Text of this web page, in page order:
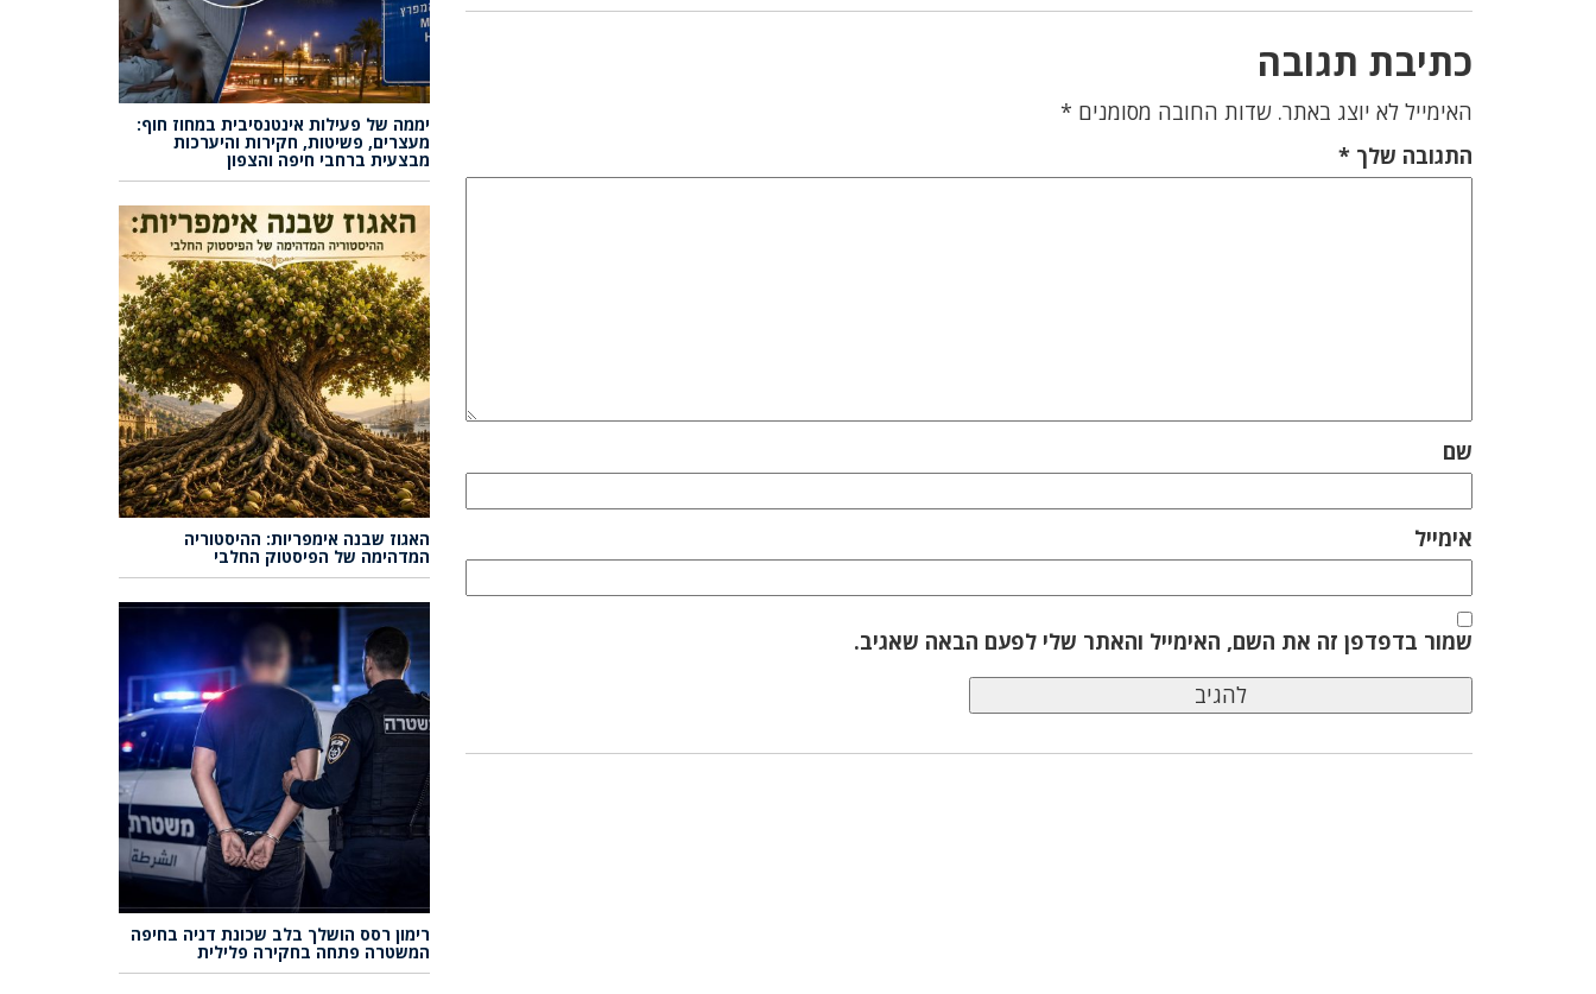
כתיבת תגובה
האימייל לא יוצג באתר. שדות החובה מסומנים *
התגובה שלך*
שם
אימייל
שמור בדפדפן זה את השם, האימייל והאתר שלי לפעם הבאה שאגיב.
יממה של פעילות אינטנסיבית במחוז חוף:
מעצרים, פשיטות, חקירות והיערכות
מבצעית ברחבי חיפה והצפון
האגוז שבנה אימפריות: ההיסטוריה
המדהימה של הפיסטוק החלבי
רימון רסס הושלך בלב שכונת דניה בחיפה
המשטרה פתחה בחקירה פלילית